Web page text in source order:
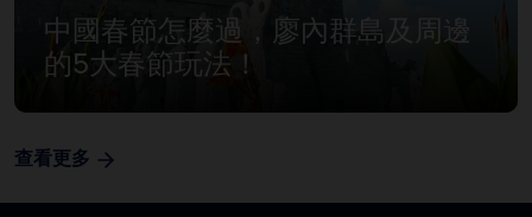
中國春節怎麼過，廖內群島及周邊
的5大春節玩法！
查看更多